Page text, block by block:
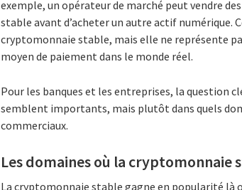
exemple, un opérateur de marché peut vendre
stable avant d’acheter un autre actif
cryptomonnaie stable, mais elle ne représente
moyen de paiement dans le monde réel.
Pour les banques et les entreprises, la question
semblent importants, mais plutôt dans quels
commerciaux.
Les domaines où la cryptomonnaie
La cryptomonnaie stable gagne en popularité là